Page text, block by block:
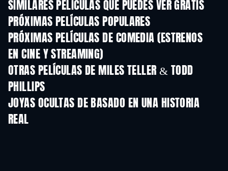
SIMILARES PELÍCULAS QUE PUEDES VER GRATIS
PRÓXIMAS PELÍCULAS POPULARES
PRÓXIMAS PELÍCULAS DE COMEDIA (ESTRENOS
EN CINE Y STREAMING)
OTRAS PELÍCULAS DE MILES TELLER & TODD
PHILLIPS
JOYAS OCULTAS DE BASADO EN UNA HISTORIA
REAL